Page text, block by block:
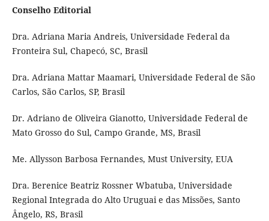
Conselho Editorial
Dra. Adriana Maria Andreis, Universidade Federal da
Fronteira Sul, Chapecó, SC, Brasil
Dra. Adriana Mattar Maamari, Universidade Federal de São
Carlos, São Carlos, SP, Brasil
Dr. Adriano de Oliveira Gianotto, Universidade Federal de
Mato Grosso do Sul, Campo Grande, MS, Brasil
Me. Allysson Barbosa Fernandes, Must University, EUA
Dra. Berenice Beatriz Rossner Wbatuba, Universidade
Regional Integrada do Alto Uruguai e das Missões, Santo
Ângelo, RS, Brasil